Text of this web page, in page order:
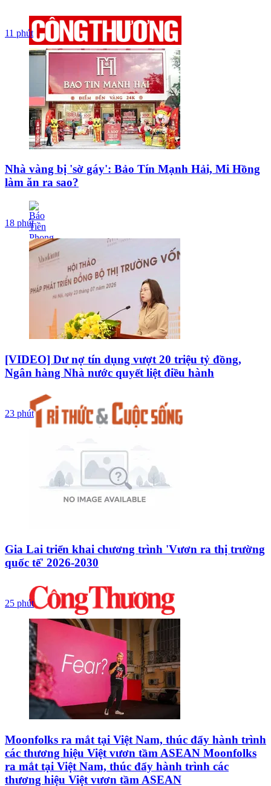
11 phút
Nhà vàng bị 'sờ gáy': Bảo Tín Mạnh Hải, Mi Hồng
làm ăn ra sao?
18 phút
[VIDEO] Dư nợ tín dụng vượt 20 triệu tỷ đồng,
Ngân hàng Nhà nước quyết liệt điều hành
23 phút
Gia Lai triển khai chương trình 'Vươn ra thị trường
quốc tế' 2026-2030
25 phút
Moonfolks ra mắt tại Việt Nam, thúc đẩy hành trình
các thương hiệu Việt vươn tầm ASEAN Moonfolks
ra mắt tại Việt Nam, thúc đẩy hành trình các
thương hiệu Việt vươn tầm ASEAN